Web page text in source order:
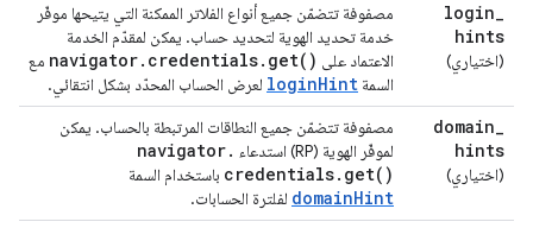
login_
hints
(اختياري)
مصفوفة تتضمّن جميع أنواع الفلاتر الممكنة التي يتيحها موفّر
خدمة تحديد الهوية لتحديد حساب. يمكن لمقدّم الخدمة
الاعتماد على
navigator. credentials. get( )
مع
السمة loginHint لعرض الحساب المحدّد بشكل انتقائي.
domain_
hints
(اختياري)
مصفوفة تتضمّن جميع النطاقات المرتبطة بالحساب. يمكن
لموفّر الهوية (RP) استدعاء
navigator.
credentials. get( ) باستخدام السمة
domainHint لفلترة الحسابات.